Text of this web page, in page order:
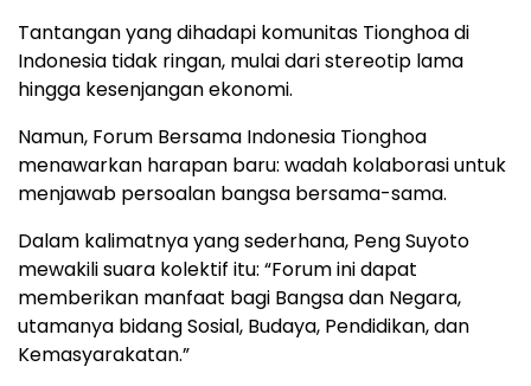
Tantangan yang dihadapi komunitas Tionghoa di
Indonesia tidak ringan, mulai dari stereotip lama
hingga kesenjangan ekonomi.
Namun, Forum Bersama Indonesia Tionghoa
menawarkan harapan baru: wadah kolaborasi untuk
menjawab persoalan bangsa bersama-sama.
Dalam kalimatnya yang sederhana, Peng Suyoto
mewakili suara kolektif itu: “Forum ini dapat
memberikan manfaat bagi Bangsa dan Negara,
utamanya bidang Sosial, Budaya, Pendidikan, dan
Kemasyarakatan.”